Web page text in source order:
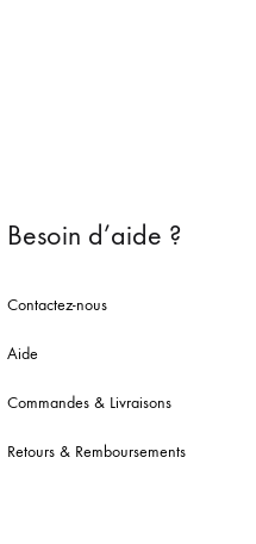
Besoin d’aide ?
Contactez-nous
Aide
Commandes & Livraisons
Retours & Remboursements